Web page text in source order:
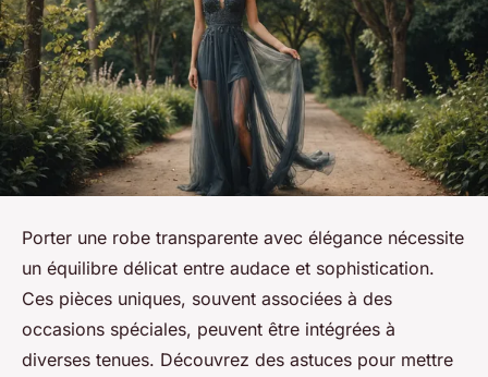
Porter une robe transparente avec élégance nécessite
un équilibre délicat entre audace et sophistication.
Ces pièces uniques, souvent associées à des
occasions spéciales, peuvent être intégrées à
diverses tenues. Découvrez des astuces pour mettre